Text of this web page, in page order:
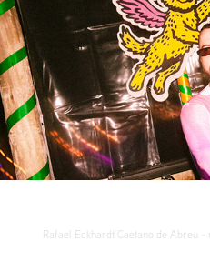
Coreto Rock
Rafael Eckhardt Caetano de Abreu